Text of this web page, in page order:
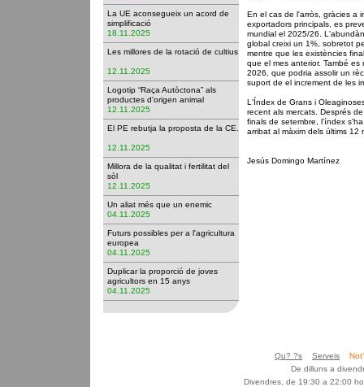
La UE aconsegueix un acord de
simplificació
18.11.2025
Les millores de la rotació de cultius
12.11.2025
Logotip “Raça Autòctona” als
productes d'origen animal
12.11.2025
El PE rebutja la proposta de la CE.
12.11.2025
Millora de la qualitat i fertilitat del
sòl
12.11.2025
Un aliat més que un enemic
04.11.2025
Futurs possibles per a l'agricultura
europea
04.11.2025
Duplicar la proporció de joves
agricultors en 15 anys
04.11.2025
En el cas de l'arròs, gràcies a
exportadors principals, es
mundial el 2025/26.
global creixi un 1%, sobretot
mentre que les existències
que el mes anterior. També
2026, que podria assolir un
suport de el increment de les
L'Índex de Grans i
recent als mercats. Després
finals de setembre, l'índex
arribat al màxim dels últims 12
Jesús Domingo Martínez
Qu? ?s Serveis
De dilluns a
Divendres, de 19:30 a 22:00